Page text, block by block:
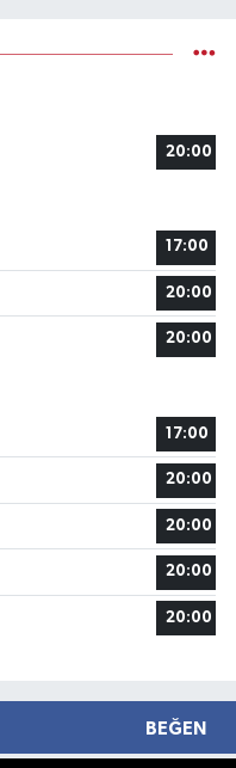
20:00
17:00
20:00
20:00
17:00
20:00
20:00
20:00
20:00
BEĞEN